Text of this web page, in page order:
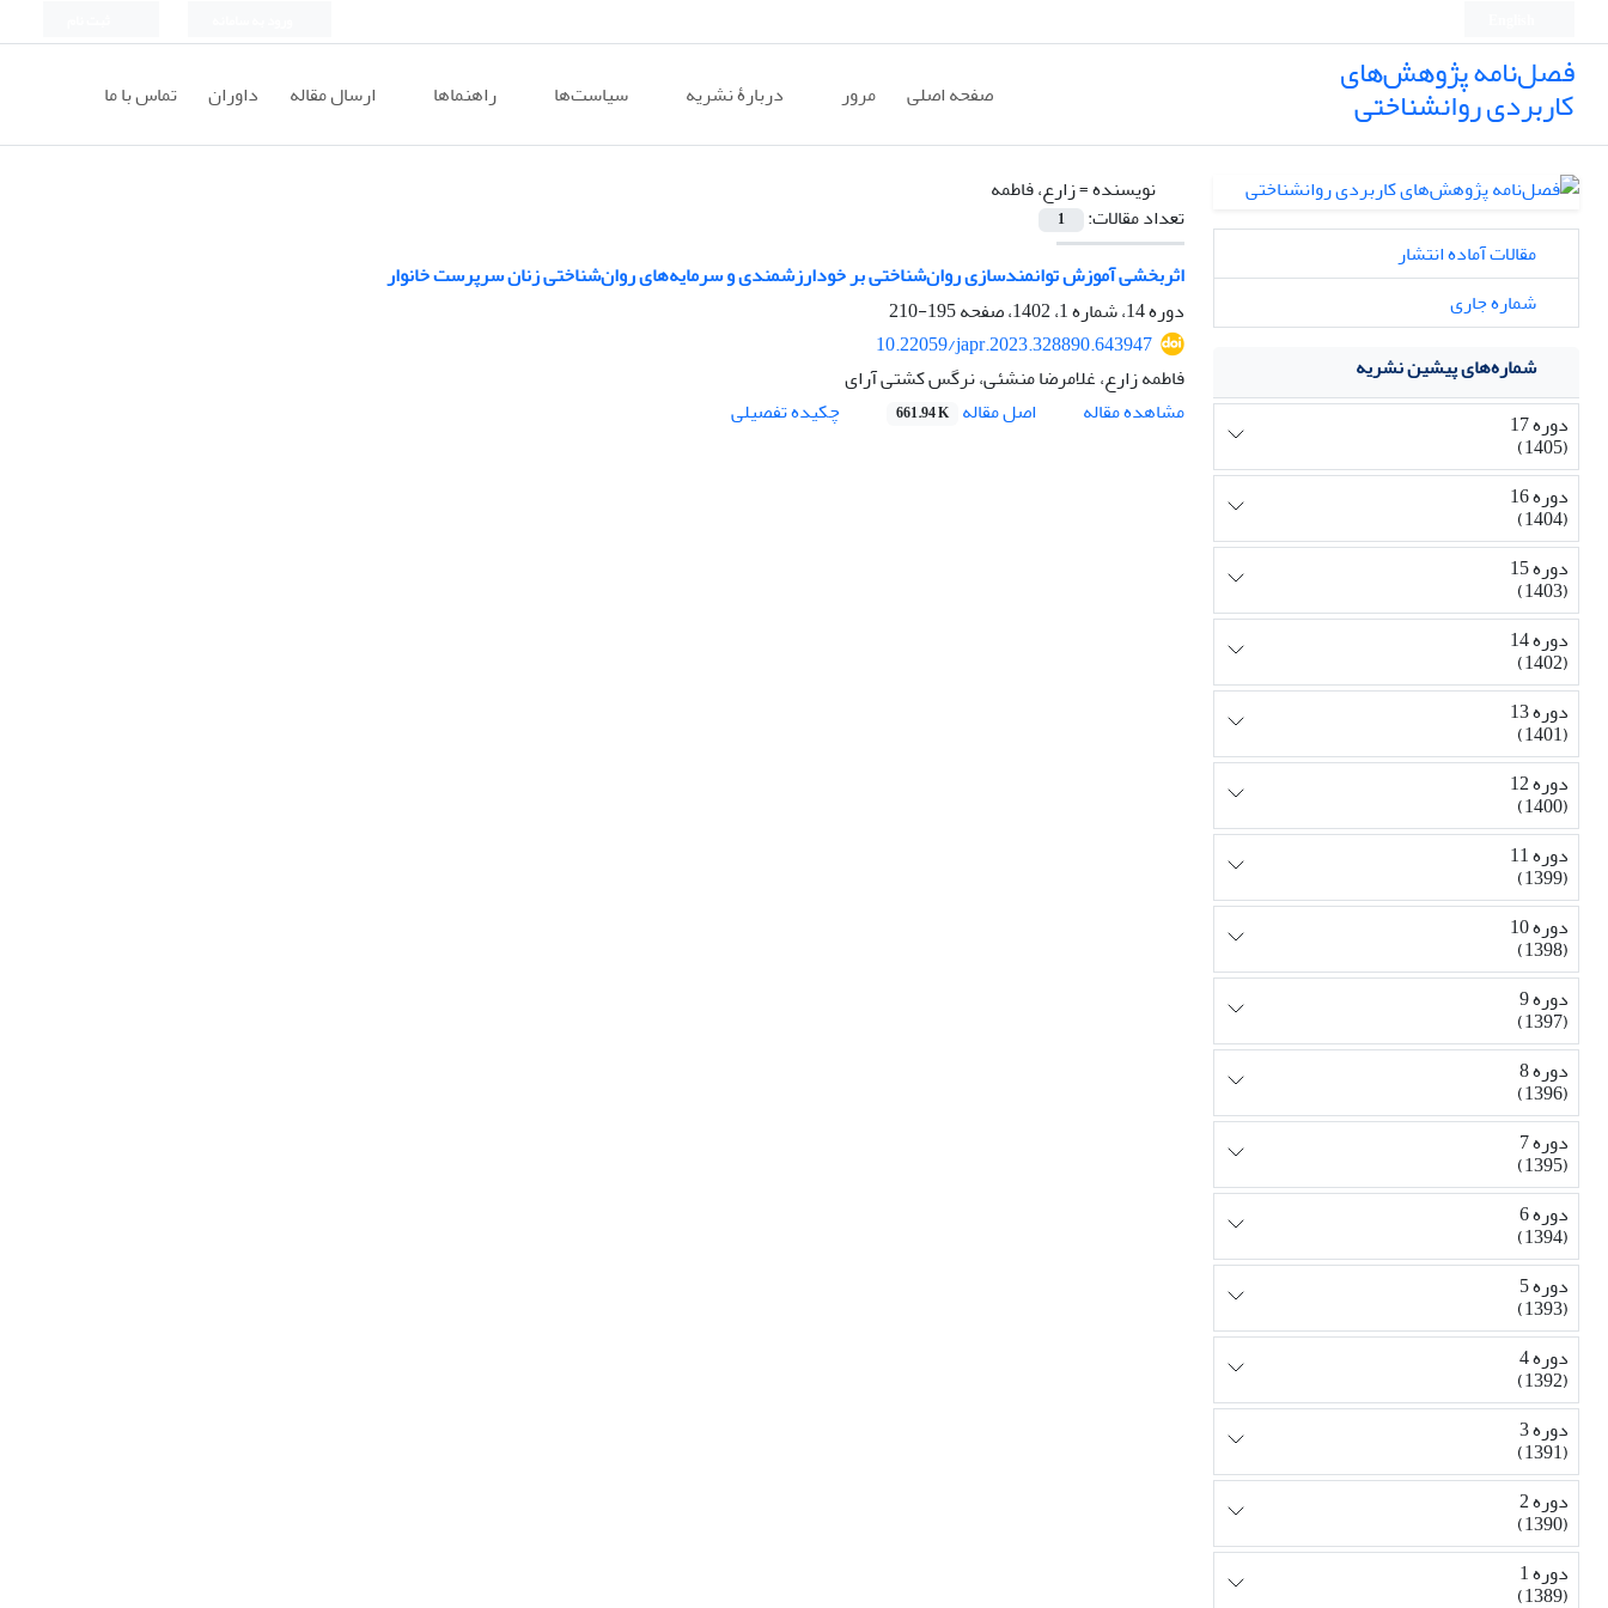
فصل‌نامه پژوهش‌های
کاربردی روانشناختی صفحه اصلی مرور دربارۀ نشریه سیاست‌ها راهنماها ارسال مقاله داوران تماس با ما
نویسنده =زارع، فاطمه
تعداد مقالات:
1
اثربخشی آموزش توانمندسازی روان‌شناختی بر خودارزشمندی و سرمایه‌های روان‌شناختی زنان سرپرست خانوار
دوره 14، شماره 1، 1402، صفحه
195-210
10.22059/japr.2023.328890.643947
فاطمه زارع، غلامرضا منشئی، نرگس کشتی آرای
مشاهده مقاله
اصل مقاله 661.94 K چکیده تفصیلی
مقالات آماده انتشار
شماره جاری
شماره‌های پیشین نشریه
دوره 17
(1405)
دوره 16
(1404)
دوره 15
(1403)
دوره 14
(1402)
دوره 13
(1401)
دوره 12
(1400)
دوره 11
(1399)
دوره 10
(1398)
دوره 9
(1397)
دوره 8
(1396)
دوره 7
(1395)
دوره 6
(1394)
دوره 5
(1393)
دوره 4
(1392)
دوره 3
(1391)
دوره 2
(1390)
دوره 1
(1389)